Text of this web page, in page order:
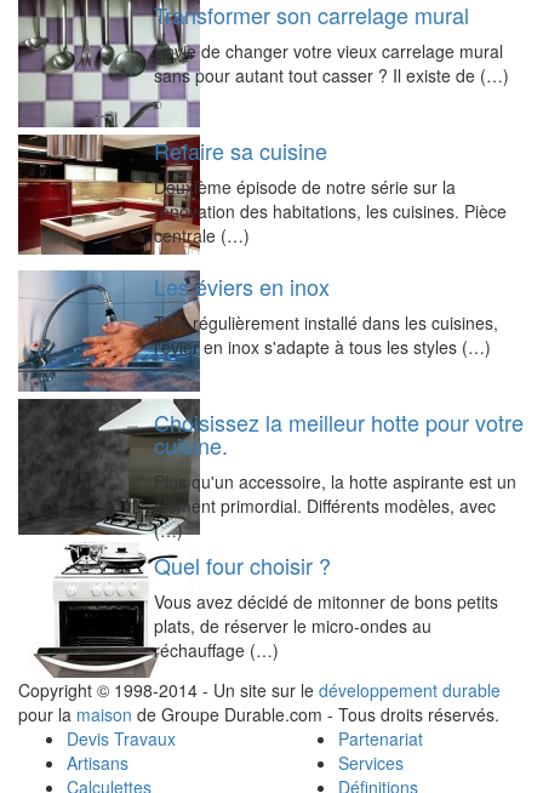
Transformer son carrelage mural
Envie de changer votre vieux carrelage mural
sans pour autant tout casser ? Il existe de (…)
Refaire sa cuisine
Deuxième épisode de notre série sur la
rénovation des habitations, les cuisines. Pièce
centrale (…)
Les éviers en inox
Très régulièrement installé dans les cuisines,
l'évier en inox s'adapte à tous les styles (…)
Choisissez la meilleur hotte pour votre
cuisine.
Plus qu'un accessoire, la hotte aspirante est un
élément primordial. Différents modèles, avec
(…)
Quel four choisir ?
Vous avez décidé de mitonner de bons petits
plats, de réserver le micro-ondes au
réchauffage (…)
Copyright © 1998-2014 - Un site sur le développement durable
pour la maison de Groupe Durable.com - Tous droits réservés.
Devis Travaux
Artisans
Calculettes
Partenariat
Services
Définitions